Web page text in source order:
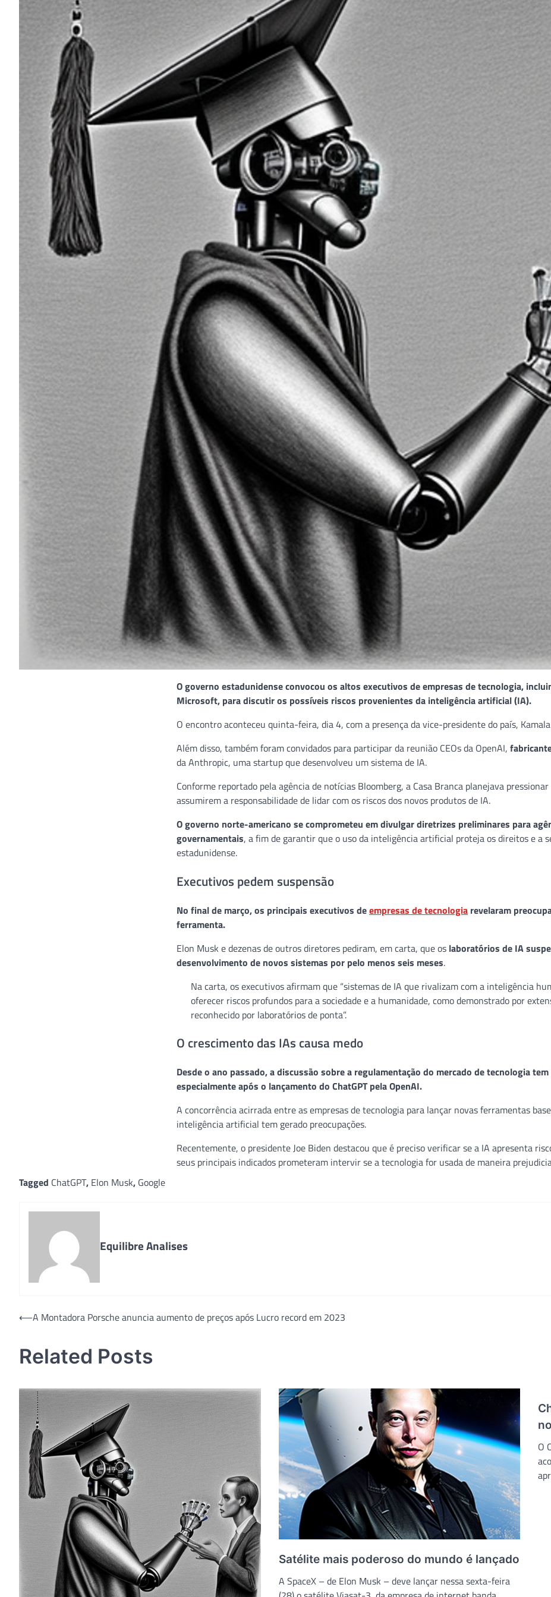
O governo estadunidense convocou os altos executivos de empresas de tecnologia,
Microsoft, para discutir os possíveis riscos provenientes da inteligência artificial (IA).
O encontro aconteceu quinta-feira, dia 4, com a presença da vice-presidente do país,
Além disso, também foram convidados para participar da reunião CEOs da OpenAI,
da Anthropic, uma startup que desenvolveu um sistema de IA.
Conforme reportado pela agência de notícias Bloomberg, a Casa Branca planejava
assumirem a responsabilidade de lidar com os riscos dos novos produtos de IA.
O governo norte-americano se comprometeu em divulgar diretrizes preliminares para
governamentais, a fim de garantir que o uso da inteligência artificial proteja os direitos e a
estadunidense.
Executivos pedem suspensão
No final de março, os principais executivos deempresas de tecnologia revelaram
ferramenta.
Elon Musk e dezenas de outros diretores pediram, em carta, que os laboratórios de IA
desenvolvimento de novos sistemas por pelo menos seis meses.
Na carta, os executivos afirmam que “sistemas de IA que rivalizam com a inteligência
oferecer riscos profundos para a sociedade e a humanidade, como demonstrado por
reconhecido por laboratórios de ponta”.
O crescimento das IAs causa medo
Desde o ano passado, a discussão sobre a regulamentação do mercado de tecnologia
especialmente após o lançamento do ChatGPT pela OpenAI.
A concorrência acirrada entre as empresas de tecnologia para lançar novas ferramentas
inteligência artificial tem gerado preocupações.
Recentemente, o presidente Joe Biden destacou que é preciso verificar se a IA apresenta
seus principais indicados prometeram intervir se a tecnologia for usada de maneira
Tagged ChatGPT, Elon Musk, Google
Equilibre Analises
Post
⟵A Montadora Porsche anuncia aumento de preços após Lucro record em 2023
Related Posts
Satélite mais poderoso do mundo é lançado
A SpaceX – de Elon Musk – deve lançar nessa sexta-feira
O